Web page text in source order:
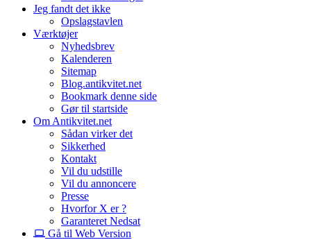
Jeg fandt det ikke
Opslagstavlen
Værktøjer
Nyhedsbrev
Kalenderen
Sitemap
Blog.antikvitet.net
Bookmark denne side
Gør til startside
Om Antikvitet.net
Sådan virker det
Sikkerhed
Kontakt
Vil du udstille
Vil du annoncere
Presse
Hvorfor X er ?
Garanteret Nedsat
Gå til Web Version